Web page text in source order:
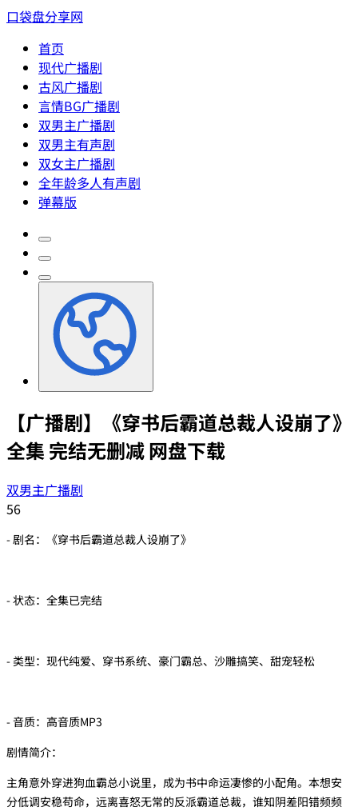
口袋盘分享网
首页
现代广播剧
古风广播剧
言情BG广播剧
双男主广播剧
双男主有声剧
双女主广播剧
全年龄多人有声剧
弹幕版
【广播剧】《穿书后霸道总裁人设崩了》
全集 完结无删减 网盘下载
双男主广播剧
56
- 剧名：《穿书后霸道总裁人设崩了》
- 状态：全集已完结
- 类型：现代纯爱、穿书系统、豪门霸总、沙雕搞笑、甜宠轻松
- 音质：高音质MP3
剧情简介：
主角意外穿进狗血霸总小说里，成为书中命运凄惨的小配角。本想安
分低调安稳苟命，远离喜怒无常的反派霸道总裁，谁知阴差阳错频频